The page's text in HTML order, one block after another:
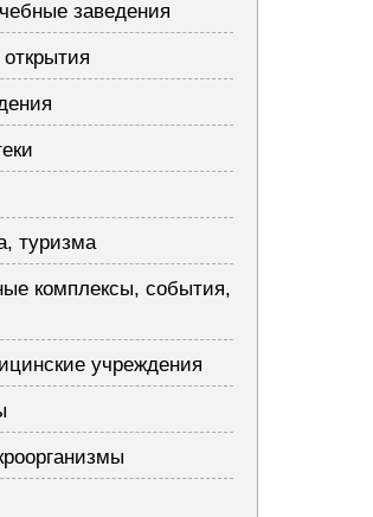
заведения
туризма
комплексы, события,
учреждения